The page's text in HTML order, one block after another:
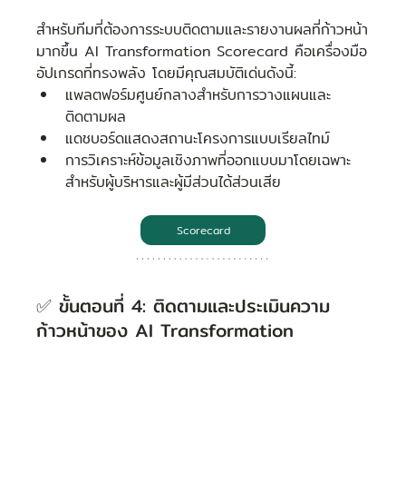
สำหรับทีมที่ต้องการระบบติดตามและรายงานผลที่ก้าวหน้า
มากขึ้น AI Transformation Scorecard คือเครื่องมือ
อัปเกรดที่ทรงพลัง โดยมีคุณสมบัติเด่นดังนี้:
แพลตฟอร์มศูนย์กลางสำหรับการวางแผนและ
ติดตามผล
แดชบอร์ดแสดงสถานะโครงการแบบเรียลไทม์
การวิเคราะห์ข้อมูลเชิงภาพที่ออกแบบมาโดยเฉพาะ
สำหรับผู้บริหารและผู้มีส่วนได้ส่วนเสีย
Scorecard
✅ ขั้นตอนที่ 4: ติดตามและประเมินความ
ก้าวหน้าของ AI Transformation